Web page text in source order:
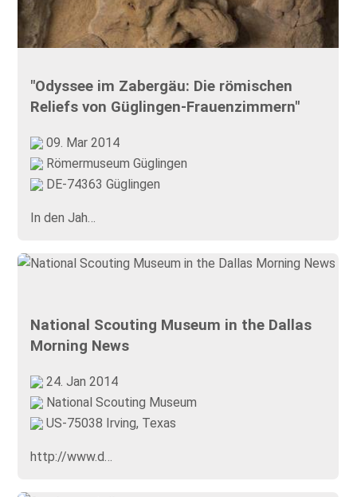
"Odyssee im Zabergäu: Die römischen
Reliefs von Güglingen-Frauenzimmern"
09. Mar 2014
Römermuseum Güglingen
DE-74363 Güglingen
In den Jah…
National Scouting Museum in the Dallas
Morning News
24. Jan 2014
National Scouting Museum
US-75038 Irving, Texas
http://www.d…